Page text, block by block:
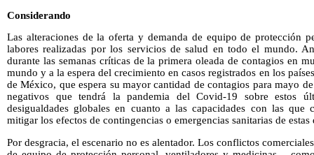
Considerando
Las alteraciones de la oferta y demanda de equipo de protección
labores realizadas por los servicios de salud en todo el mundo.
durante las semanas críticas de la primera oleada de contagios en
mundo y a la espera del crecimiento en casos registrados en los
de México, que espera su mayor cantidad de contagios para mayo
negativos que tendrá la pandemia del Covid-19 sobre estos
desigualdades globales en cuanto a las capacidades con las que
mitigar los efectos de contingencias o emergencias sanitarias de estas
Por desgracia, el escenario no es alentador. Los conflictos